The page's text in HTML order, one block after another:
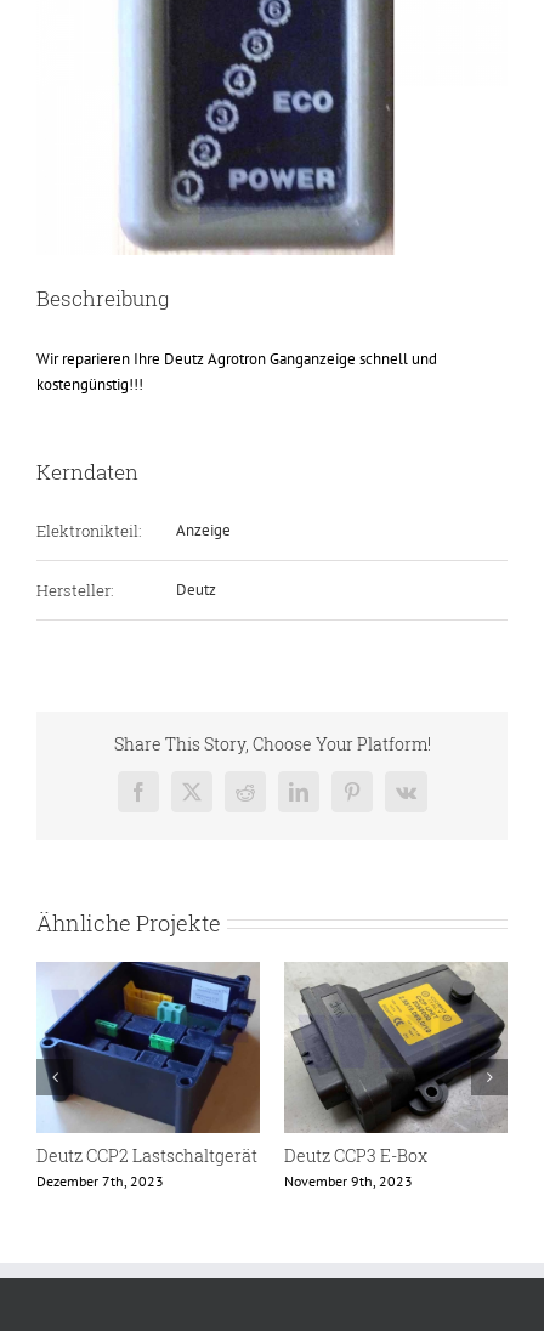
Beschreibung
Wir reparieren Ihre Deutz Agrotron Ganganzeige schnell und
kostengünstig!!!
Kerndaten
Elektronikteil: Anzeige
Hersteller: Deutz
Share This Story, Choose Your Platform!
Facebook
X RedditLinkedInPinterest
Vk
Ähnliche Projekte
Deutz CCP2 Lastschaltgerät
Dezember 7th, 2023
Deutz CCP3 E-Box
November 9th, 2023